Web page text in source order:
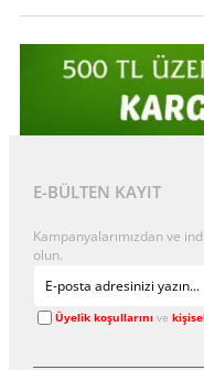
E-BÜLTEN KAYIT
Kampanyalarımızdan ve
olun.
Üyelik koşullarınıve